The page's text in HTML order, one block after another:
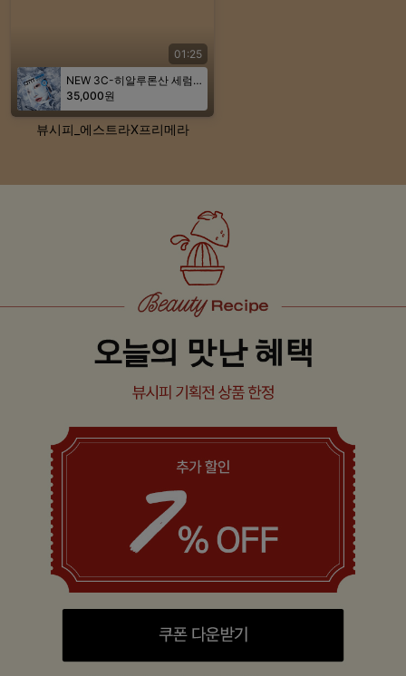
NEW 3C-히알루론산 세럼 메가 샷 겔 마스크 세트 36g*5매
35,000원
01:25
뷰시피_에스트라X프리메라